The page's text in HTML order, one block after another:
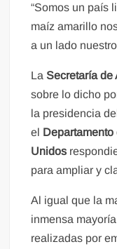
“Somos un país
maíz amarillo
a un lado
La Secretaría de
sobre lo dicho
la presidencia
el
Unidos
para ampliar y
Al igual que la
inmensa
realizadas por